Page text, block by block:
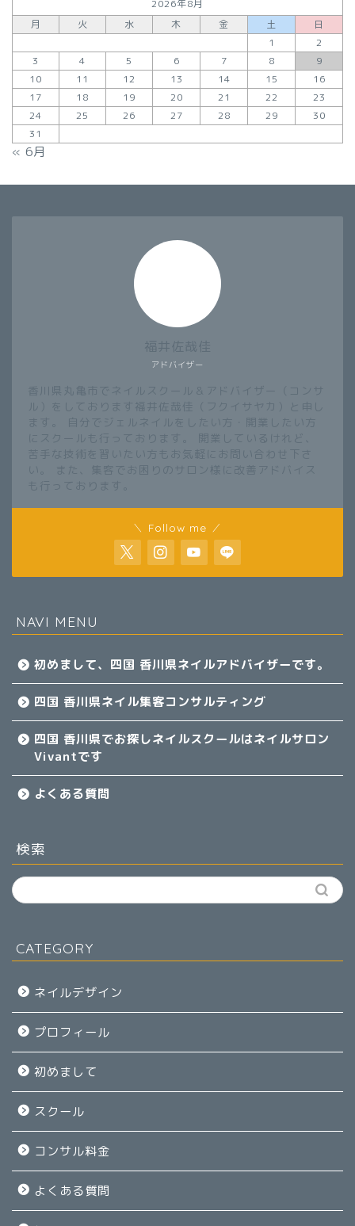
2026年8月
月
火 水 木 金 土
日
1
2
3
4 5 6 7 8
9
10
11 12 13 14 15
16
17
18 19 20 21 22
23
24
25 26 27 28 29
30
31
« 6月
アドバイザー
福井佐哉佳
香川県丸亀市でネイルスクール＆アドバイザー（コンサ
ル）をしております福井佐哉佳（フクイサヤカ）と申し
ます。 自分でジェルネイルをしたい方・開業したい方
にスクールも行っております。 開業しているけれど、
苦手な技術を習いたい方もお気軽にお問い合わせ下さ
い。 また、集客でお困りのサロン様に改善アドバイス
も行っております。
＼ Follow me ／
NAVI MENU
初めまして、四国 香川県ネイルアドバイザーです。
四国 香川県ネイル集客コンサルティング
四国 香川県でお探しネイルスクールはネイルサロン
Vivantです
よくある質問
検索
CATEGORY
ネイルデザイン
プロフィール
初めまして
スクール
コンサル料金
よくある質問